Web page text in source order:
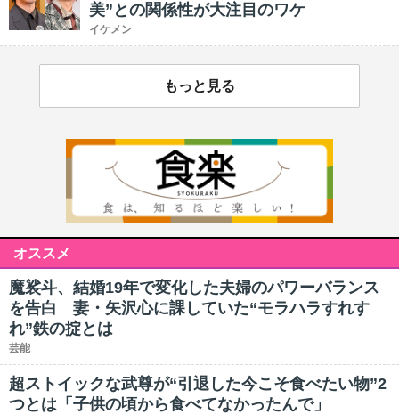
美”との関係性が大注目のワケ
イケメン
もっと見る
オススメ
魔裟斗、結婚19年で変化した夫婦のパワーバランス
を告白 妻・矢沢心に課していた“モラハラすれす
れ”鉄の掟とは
芸能
超ストイックな武尊が“引退した今こそ食べたい物”2
つとは「子供の頃から食べてなかったんで」